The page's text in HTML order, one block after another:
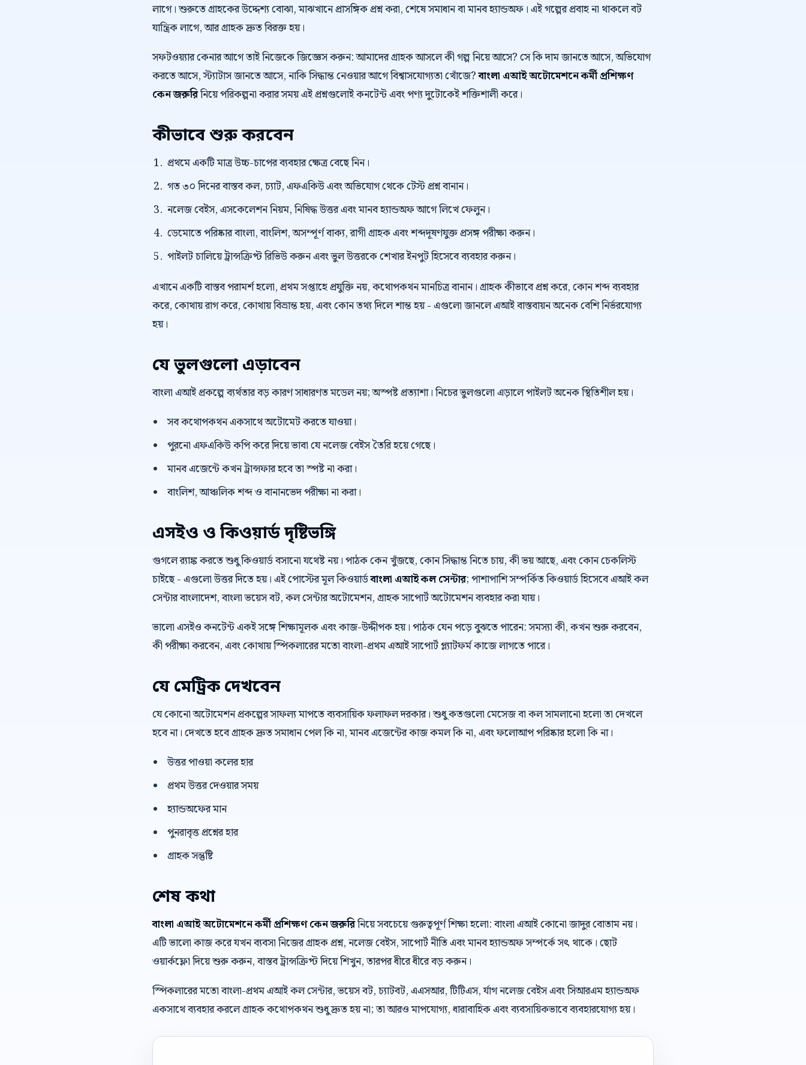
লাগে। শুরুতে গ্রাহকের উদ্দেশ্য বোঝা, মাঝখানে প্রাসঙ্গিক প্রশ্ন করা, শেষে সমাধান বা মানব হ্যান্ডঅফ। এই গল্পের প্রবাহ না থাকলে বট
যান্ত্রিক লাগে, আর গ্রাহক দ্রুত বিরক্ত হয়।
সফটওয়্যার কেনার আগে তাই নিজেকে জিজ্ঞেস করুন: আমাদের গ্রাহক আসলে কী গল্প নিয়ে আসে? সে কি দাম জানতে আসে, অভিযোগ
করতে আসে, স্ট্যাটাস জানতে আসে, নাকি সিদ্ধান্ত নেওয়ার আগে বিশ্বাসযোগ্যতা খোঁজে?বাংলা এআই অটোমেশনে কর্মী প্রশিক্ষণ
কেন জরুরিনিয়ে পরিকল্পনা করার সময় এই প্রশ্নগুলোই কনটেন্ট এবং পণ্য দুটোকেই শক্তিশালী করে।
কীভাবে শুরু করবেন
প্রথমে একটি মাত্র উচ্চ-চাপের ব্যবহার ক্ষেত্র বেছে নিন।
গত ৩০ দিনের বাস্তব কল, চ্যাট, এফএকিউ এবং অভিযোগ থেকে টেস্ট প্রশ্ন বানান।
নলেজ বেইস, এসকেলেশন নিয়ম, নিষিদ্ধ উত্তর এবং মানব হ্যান্ডঅফ আগে লিখে ফেলুন।
ডেমোতে পরিষ্কার বাংলা, বাংলিশ, অসম্পূর্ণ বাক্য, রাগী গ্রাহক এবং শব্দদূষণযুক্ত প্রসঙ্গ পরীক্ষা করুন।
পাইলট চালিয়ে ট্রান্সক্রিপ্ট রিভিউ করুন এবং ভুল উত্তরকে শেখার ইনপুট হিসেবে ব্যবহার করুন।
এখানে একটি বাস্তব পরামর্শ হলো, প্রথম সপ্তাহে প্রযুক্তি নয়, কথোপকথন মানচিত্র বানান। গ্রাহক কীভাবে প্রশ্ন করে, কোন শব্দ ব্যবহার
করে, কোথায় রাগ করে, কোথায় বিভ্রান্ত হয়, এবং কোন তথ্য দিলে শান্ত হয় - এগুলো জানলে এআই বাস্তবায়ন অনেক বেশি নির্ভরযোগ্য
হয়।
যে ভুলগুলো এড়াবেন
বাংলা এআই প্রকল্পে ব্যর্থতার বড় কারণ সাধারণত মডেল নয়; অস্পষ্ট প্রত্যাশা। নিচের ভুলগুলো এড়ালে পাইলট অনেক স্থিতিশীল হয়।
সব কথোপকথন একসাথে অটোমেট করতে যাওয়া।
পুরনো এফএকিউ কপি করে দিয়ে ভাবা যে নলেজ বেইস তৈরি হয়ে গেছে।
মানব এজেন্টে কখন ট্রান্সফার হবে তা স্পষ্ট না করা।
বাংলিশ, আঞ্চলিক শব্দ ও বানানভেদ পরীক্ষা না করা।
এসইও ও কিওয়ার্ড দৃষ্টিভঙ্গি
গুগলে র‍্যাঙ্ক করতে শুধু কিওয়ার্ড বসানো যথেষ্ট নয়। পাঠক কেন খুঁজছে, কোন সিদ্ধান্ত নিতে চায়, কী ভয় আছে, এবং কোন চেকলিস্ট
চাইছে - এগুলো উত্তর দিতে হয়। এই পোস্টের মূল কিওয়ার্ডবাংলা এআই কল সেন্টার; পাশাপাশি সম্পর্কিত কিওয়ার্ড হিসেবে এআই কল
সেন্টার বাংলাদেশ, বাংলা ভয়েস বট, কল সেন্টার অটোমেশন, গ্রাহক সাপোর্ট অটোমেশন ব্যবহার করা যায়।
ভালো এসইও কনটেন্ট একই সঙ্গে শিক্ষামূলক এবং কাজ-উদ্দীপক হয়। পাঠক যেন পড়ে বুঝতে পারেন: সমস্যা কী, কখন শুরু করবেন,
কী পরীক্ষা করবেন, এবং কোথায় স্পিকলারের মতো বাংলা-প্রথম এআই সাপোর্ট প্ল্যাটফর্ম কাজে লাগতে পারে।
যে মেট্রিক দেখবেন
যে কোনো অটোমেশন প্রকল্পের সাফল্য মাপতে ব্যবসায়িক ফলাফল দরকার। শুধু কতগুলো মেসেজ বা কল সামলানো হলো তা দেখলে
হবে না। দেখতে হবে গ্রাহক দ্রুত সমাধান পেল কি না, মানব এজেন্টের কাজ কমল কি না, এবং ফলোআপ পরিষ্কার হলো কি না।
উত্তর পাওয়া কলের হার
প্রথম উত্তর দেওয়ার সময়
হ্যান্ডঅফের মান
পুনরাবৃত্ত প্রশ্নের হার
গ্রাহক সন্তুষ্টি
শেষ কথা
বাংলা এআই অটোমেশনে কর্মী প্রশিক্ষণ কেন জরুরিনিয়ে সবচেয়ে গুরুত্বপূর্ণ শিক্ষা হলো: বাংলা এআই কোনো জাদুর বোতাম নয়।
এটি ভালো কাজ করে যখন ব্যবসা নিজের গ্রাহক প্রশ্ন, নলেজ বেইস, সাপোর্ট নীতি এবং মানব হ্যান্ডঅফ সম্পর্কে সৎ থাকে। ছোট
ওয়ার্কফ্লো দিয়ে শুরু করুন, বাস্তব ট্রান্সক্রিপ্ট দিয়ে শিখুন, তারপর ধীরে ধীরে বড় করুন।
স্পিকলারের মতো বাংলা-প্রথম এআই কল সেন্টার, ভয়েস বট, চ্যাটবট, এএসআর, টিটিএস, র্যাগ নলেজ বেইস এবং সিআরএম হ্যান্ডঅফ
একসাথে ব্যবহার করলে গ্রাহক কথোপকথন শুধু দ্রুত হয় না; তা আরও মাপযোগ্য, ধারাবাহিক এবং ব্যবসায়িকভাবে ব্যবহারযোগ্য হয়।